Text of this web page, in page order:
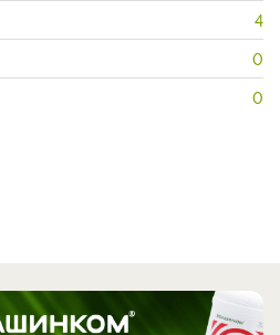
4
0
0